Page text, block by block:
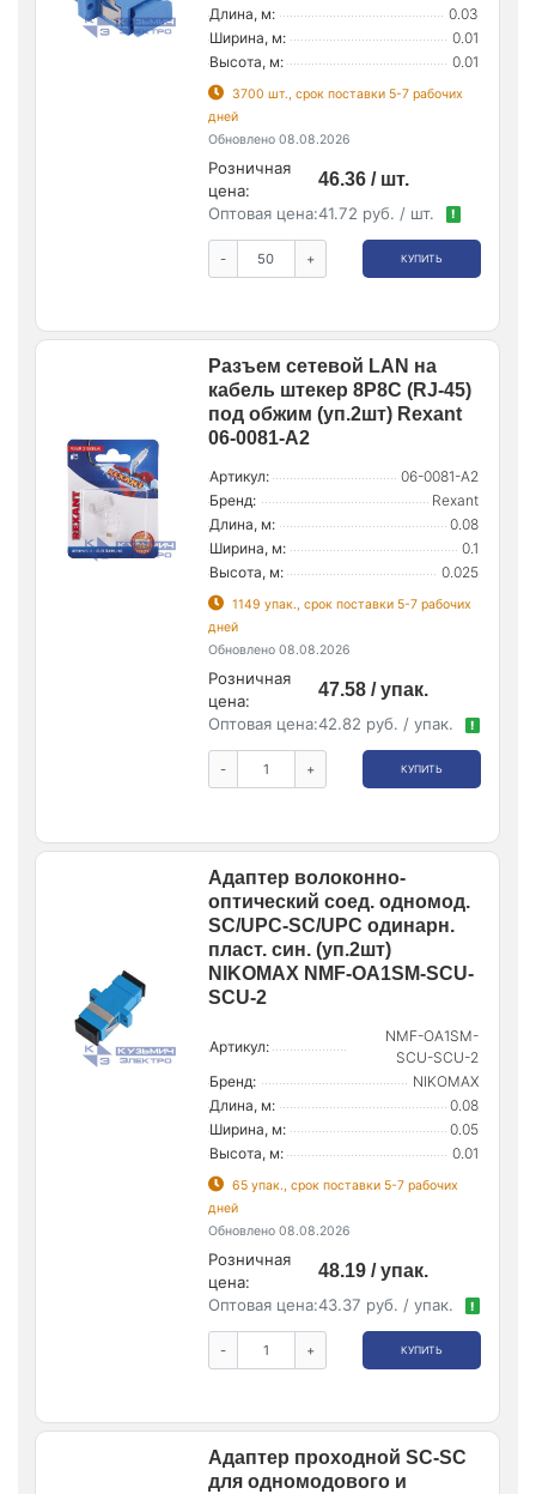
Длина, м:
0.03
Ширина, м:
0.01
Высота, м:
0.01
3700 шт., срок поставки 5-7 рабочих
дней
Обновлено 08.08.2026
Розничная
цена:
46.36 / шт.
Оптовая цена:41.72 руб. / шт. !
- + КУПИТЬ
Разъем сетевой LAN на
кабель штекер 8Р8С (RJ-45)
под обжим (уп.2шт) Rexant
06-0081-A2
Артикул:
06-0081-A2
Бренд:
Rexant
Длина, м:
0.08
Ширина, м:
0.1
Высота, м:
0.025
1149 упак., срок поставки 5-7 рабочих
дней
Обновлено 08.08.2026
Розничная
цена:
47.58 / упак.
Оптовая цена:42.82 руб. / упак. !
- + КУПИТЬ
Адаптер волоконно-
оптический соед. одномод.
SC/UPC-SC/UPC одинарн.
пласт. син. (уп.2шт)
NIKOMAX NMF-OA1SM-SCU-
SCU-2
Артикул:
NMF-OA1SM-
SCU-SCU-2
Бренд:
NIKOMAX
Длина, м:
0.08
Ширина, м:
0.05
Высота, м:
0.01
65 упак., срок поставки 5-7 рабочих
дней
Обновлено 08.08.2026
Розничная
цена:
48.19 / упак.
Оптовая цена:43.37 руб. / упак. !
- + КУПИТЬ
Адаптер проходной SC-SC
для одномодового и